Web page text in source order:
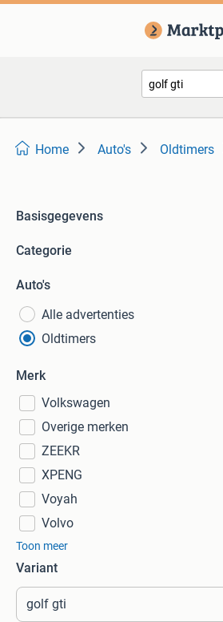
Home Auto's Oldtimers
Basisgegevens
Categorie
Auto's
Alle advertenties
Oldtimers
Merk
Volkswagen
Overige merken
ZEEKR
XPENG
Voyah
Volvo
Toon meer
Variant